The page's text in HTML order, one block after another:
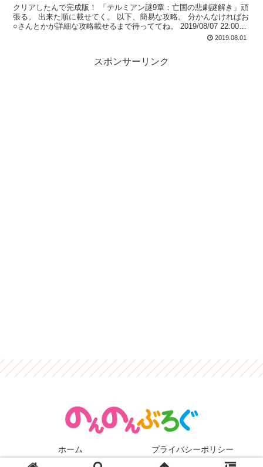
クリアしたんで完成版！ 「テルミアン謎9章：亡国の悲劇謎解き」頑
張る。 出来た順に載せてく。 以下、簡易な攻略。 分かんなければお
○さんとかが詳細な攻略載せるまで待っててね。 2019/08/07 22:00再
2019.08.01
スポンサーリンク
ホーム プライバシーポリシー